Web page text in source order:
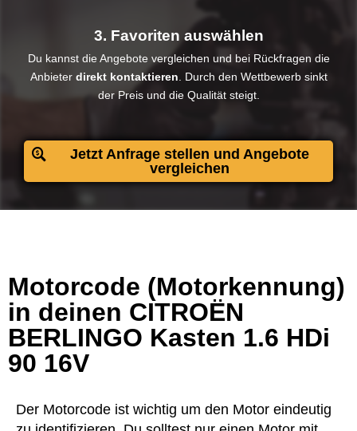
3. Favoriten auswählen
Du kannst die Angebote vergleichen und bei Rückfragen die
Anbieter direkt kontaktieren . Durch den Wettbewerb sinkt
der Preis und die Qualität steigt.​
Jetzt Anfrage stellen und Angebote
vergleichen
Motorcode (Motorkennung)
in deinen CITROËN
BERLINGO Kasten 1.6 HDi
90 16V
Der Motorcode ist wichtig um den Motor eindeutig